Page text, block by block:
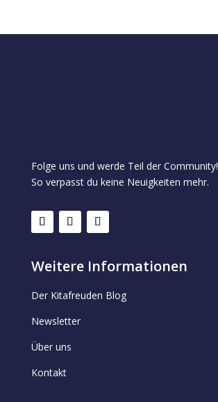
Folge uns und werde Teil der Community!
So verpasst du keine Neuigkeiten mehr.
Weitere Informationen
Der Kitafreuden Blog
Newsletter
Über uns
Kontakt